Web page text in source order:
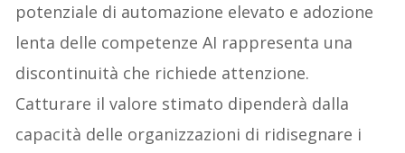
potenziale di automazione elevato e adozione
lenta delle competenze AI rappresenta una
discontinuità che richiede attenzione.
Catturare il valore stimato dipenderà dalla
capacità delle organizzazioni di ridisegnare i